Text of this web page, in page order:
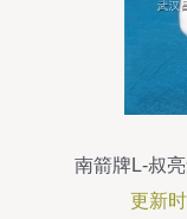
南箭牌L-叔
更新